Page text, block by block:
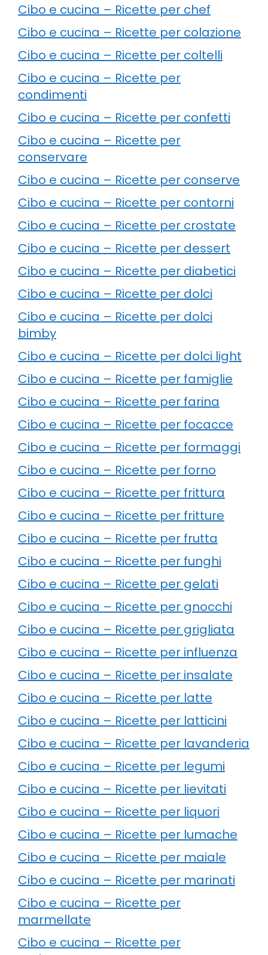
Cibo e cucina – Ricette per chef
Cibo e cucina – Ricette per colazione
Cibo e cucina – Ricette per coltelli
Cibo e cucina – Ricette per
condimenti
Cibo e cucina – Ricette per confetti
Cibo e cucina – Ricette per
conservare
Cibo e cucina – Ricette per conserve
Cibo e cucina – Ricette per contorni
Cibo e cucina – Ricette per crostate
Cibo e cucina – Ricette per dessert
Cibo e cucina – Ricette per diabetici
Cibo e cucina – Ricette per dolci
Cibo e cucina – Ricette per dolci
bimby
Cibo e cucina – Ricette per dolci light
Cibo e cucina – Ricette per famiglie
Cibo e cucina – Ricette per farina
Cibo e cucina – Ricette per focacce
Cibo e cucina – Ricette per formaggi
Cibo e cucina – Ricette per forno
Cibo e cucina – Ricette per frittura
Cibo e cucina – Ricette per fritture
Cibo e cucina – Ricette per frutta
Cibo e cucina – Ricette per funghi
Cibo e cucina – Ricette per gelati
Cibo e cucina – Ricette per gnocchi
Cibo e cucina – Ricette per grigliata
Cibo e cucina – Ricette per influenza
Cibo e cucina – Ricette per insalate
Cibo e cucina – Ricette per latte
Cibo e cucina – Ricette per latticini
Cibo e cucina – Ricette per lavanderia
Cibo e cucina – Ricette per legumi
Cibo e cucina – Ricette per lievitati
Cibo e cucina – Ricette per liquori
Cibo e cucina – Ricette per lumache
Cibo e cucina – Ricette per maiale
Cibo e cucina – Ricette per marinati
Cibo e cucina – Ricette per
marmellate
Cibo e cucina – Ricette per